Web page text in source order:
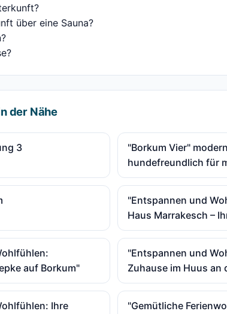
über eine Sauna?
der Nähe
3
"Borkum Vier"
hundefreundlich für
"Entspannen und
Haus Marrakesch –
auf Borkum"
"Entspannen und
Zuhause im Huus an
Ihre
"Gemütliche